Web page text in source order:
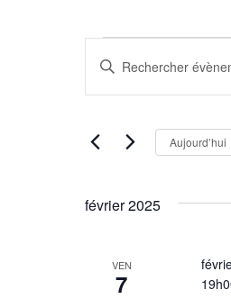
Recherche
et
navigation
de
vues
Saisir
Rechercher
Évènements
mot-
Aujourd’hui
février 2025
VEN
7